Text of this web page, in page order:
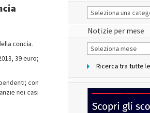
concia.
39 euro;
con
nei casi
Le
Notizie
del
sito
Notizie per mese
Notizie
per
Ricerca tra tutte